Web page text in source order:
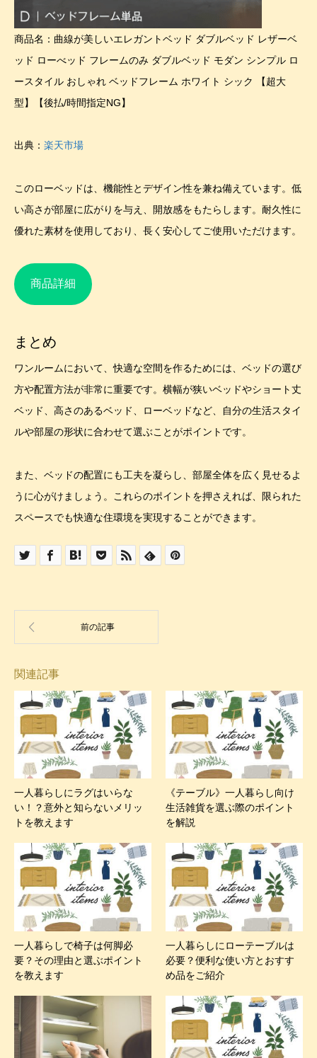
商品名：曲線が美しいエレガントベッド ダブルベッド レザーベ
ッド ローべッド フレームのみ ダブルベッド モダン シンプル ロ
ースタイル おしゃれ ベッドフレーム ホワイト シック 【超大
型】【後払/時間指定NG】
出典： 楽天市場
このローベッドは、機能性とデザイン性を兼ね備えています。低
い高さが部屋に広がりを与え、開放感をもたらします。耐久性に
優れた素材を使用しており、長く安心してご使用いただけます。
商品詳細
まとめ
ワンルームにおいて、快適な空間を作るためには、ベッドの選び
方や配置方法が非常に重要です。横幅が狭いベッドやショート丈
ベッド、高さのあるベッド、ローベッドなど、自分の生活スタイ
ルや部屋の形状に合わせて選ぶことがポイントです。
また、ベッドの配置にも工夫を凝らし、部屋全体を広く見せるよ
うに心がけましょう。これらのポイントを押さえれば、限られた
スペースでも快適な住環境を実現することができます。
関連記事
一人暮らしにラグはいらな
い！？意外と知らないメリッ
トを教えます
《テーブル》一人暮らし向け
生活雑貨を選ぶ際のポイント
を解説
一人暮らしで椅子は何脚必
要？その理由と選ぶポイント
を教えます
一人暮らしにローテーブルは
必要？便利な使い方とおすす
め品をご紹介